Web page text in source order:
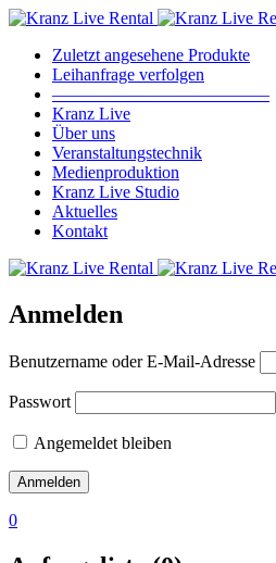
Zuletzt angesehene Produkte
Leihanfrage verfolgen
————————————–
Kranz Live
Über uns
Veranstaltungstechnik
Medienproduktion
Kranz Live Studio
Aktuelles
Kontakt
Anmelden
Benutzername oder E-Mail-Adresse
Passwort
Angemeldet bleiben
0